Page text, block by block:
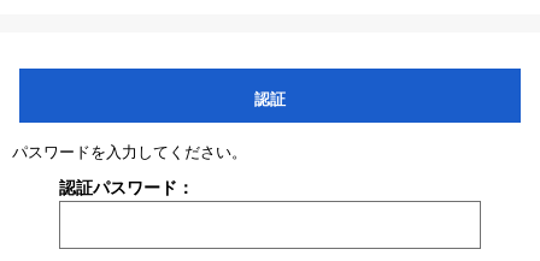
認証
パスワードを入力してください。
認証パスワード：